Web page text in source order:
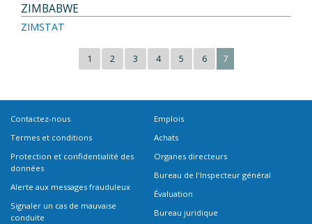
ZIMBABWE
ZIMSTAT
1 2 3 4 5 6 7
Contactez-nous
Termes et conditions
Protection et confidentialité des
données
Alerte aux messages frauduleux
Signaler un cas de mauvaise
conduite
Emplois
Achats
Organes directeurs
Bureau de l'Inspecteur général
Évaluation
Bureau juridique